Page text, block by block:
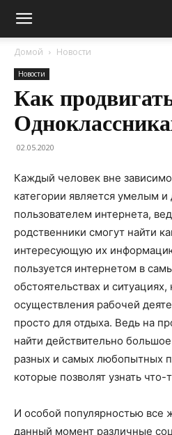
Домой Новости
Новости
Как
02.05.2020
Каждый человек вне
категории является умелым
пользователем интернета,
родственники смогут найти
интересующую их
пользуется интернетом в
обстоятельствах и
осуществления рабочей
просто для отдыха. Ведь на
найти действительно
разных и самых любопытных
которые позволят узнать
И особой популярностью все
данный момент различные